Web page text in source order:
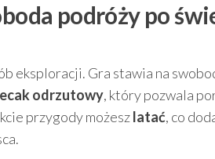
podróży po
eksploracji. Gra stawia na
odrzutowy, który pozwala
przygody możeszlatać, co